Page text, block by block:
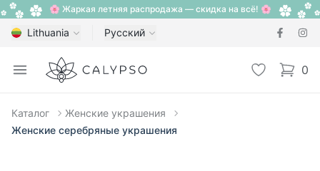
🌸 Жаркая летняя распродажа — скидка на всё! 🌸
Lithuania Русский
Open menu
Calypso Избранное
0
items
Каталог
Женские украшения
Женские серебряные украшения